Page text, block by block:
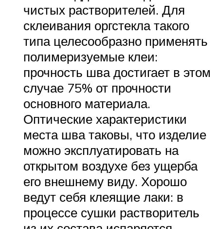
чистых растворителей. Для
склеивания оргстекла такого
типа целесообразно применять
полимеризуемые клеи:
прочность шва достигает в этом
случае 75% от прочности
основного материала.
Оптические характеристики
места шва таковы, что изделие
можно эксплуатировать на
открытом воздухе без ущерба
его внешнему виду. Хорошо
ведут себя клеящие лаки: в
процессе сушки растворитель